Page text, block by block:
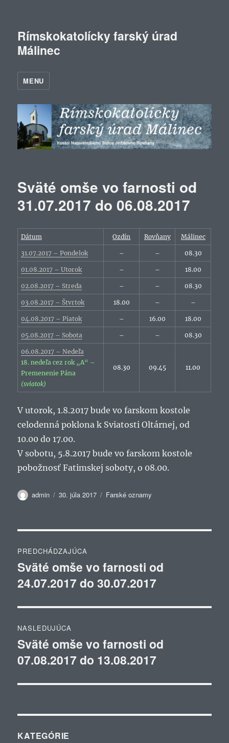
Rímskokatolícky farský úrad
Málinec
MENU
Sväté omše vo farnosti od
31.07.2017 do 06.08.2017
Dátum Ozdín Rovňany Málinec
31.07.2017 – Pondelok – – 08.30
01.08.2017 – Utorok – – 18.00
02.08.2017 – Streda – – 08.30
03.08.2017 – Štvrtok 18.00 – –
04.08.2017 – Piatok – 16.00 18.00
05.08.2017 – Sobota – – 08.30
06.08.2017 – Nedeľa
18. nedeľa cez rok „A“ –
Premenenie Pána
(sviatok)
08.30 09.45 11.00
V utorok, 1.8.2017 bude vo farskom kostole
celodenná poklona k Sviatosti Oltárnej, od
10.00 do 17.00.
V sobotu, 5.8.2017 bude vo farskom kostole
pobožnosť Fatimskej soboty, o 08.00.
Autor
admin Publikované
30. júla 2017 Kategórie
Farské oznamy
v
článku
PREDCHÁDZAJÚCA
Predchádzajúci
článok:
Sväté omše vo farnosti od
24.07.2017 do 30.07.2017
NASLEDUJÚCA
Ďalší
článok:
Sväté omše vo farnosti od
07.08.2017 do 13.08.2017
KATEGÓRIE